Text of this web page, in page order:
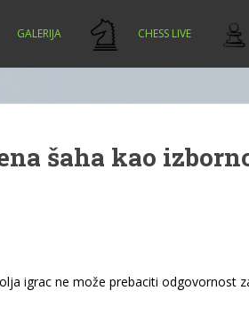
GALERIJA CHESS LIVE
šaha kao
igrac ne može prebaciti odgovornost